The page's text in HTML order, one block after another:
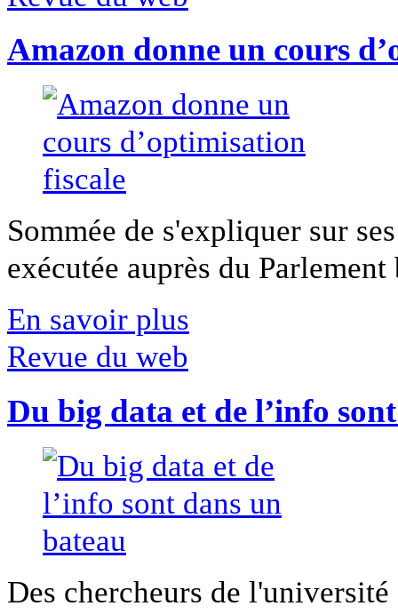
Amazon donne un cours
Sommée de s'expliquer sur
exécutée auprès du
En savoir plus
Revue du web
Du big data et de l’info
Des chercheurs de